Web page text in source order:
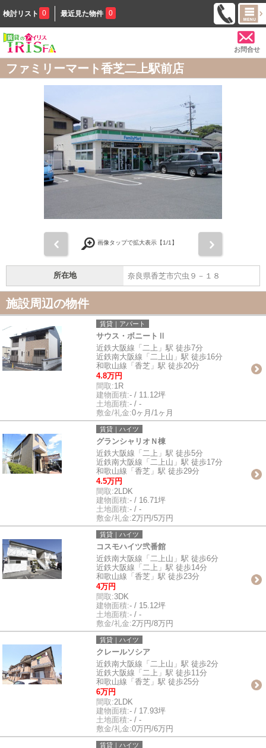
検討リスト 0 最近見た物件 0
お問合せ
ファミリーマート香芝二上駅前店
画像タップで拡大表示【1/1】
所在地 奈良県香芝市穴虫９－１８
施設周辺の物件
賃貸｜アパート
サウス・ボニートⅡ
近鉄大阪線「二上」駅 徒歩7分
近鉄南大阪線「二上山」駅 徒歩16分
和歌山線「香芝」駅 徒歩20分
4.8万円
間取:1R
建物面積:- / 11.12坪
土地面積:- / -
敷金/礼金:0ヶ月/1ヶ月
賃貸｜ハイツ
グランシャリオＮ棟
近鉄大阪線「二上」駅 徒歩5分
近鉄南大阪線「二上山」駅 徒歩17分
和歌山線「香芝」駅 徒歩29分
4.5万円
間取:2LDK
建物面積:- / 16.71坪
土地面積:- / -
敷金/礼金:2万円/5万円
賃貸｜ハイツ
コスモハイツ弐番館
近鉄南大阪線「二上山」駅 徒歩6分
近鉄大阪線「二上」駅 徒歩14分
和歌山線「香芝」駅 徒歩23分
4万円
間取:3DK
建物面積:- / 15.12坪
土地面積:- / -
敷金/礼金:2万円/8万円
賃貸｜ハイツ
クレールソシア
近鉄南大阪線「二上山」駅 徒歩2分
近鉄大阪線「二上」駅 徒歩11分
和歌山線「香芝」駅 徒歩25分
6万円
間取:2LDK
建物面積:- / 17.93坪
土地面積:- / -
敷金/礼金:0万円/6万円
賃貸｜ハイツ